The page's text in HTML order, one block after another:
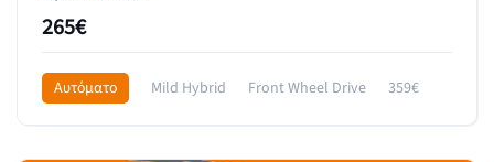
265€
Αυτόματο Mild Hybrid Front Wheel Drive 359€